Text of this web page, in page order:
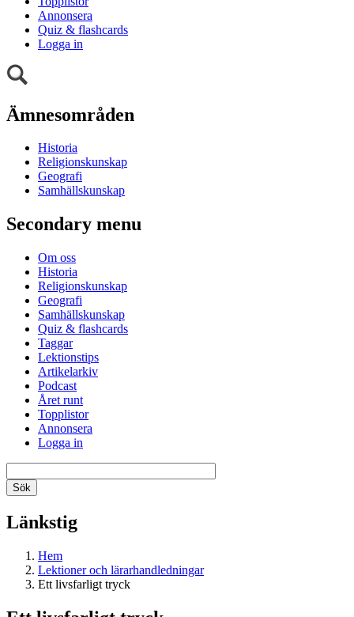
Annonsera
Quiz & flashcards
Logga in
Ämnesområden
Historia
Religionskunskap
Geografi
Samhällskunskap
Secondary menu
Om oss
Historia
Religionskunskap
Geografi
Samhällskunskap
Quiz & flashcards
Taggar
Lektionstips
Artikelarkiv
Podcast
Året runt
Topplistor
Annonsera
Logga in
Länkstig
Hem
Lektioner och lärarhandledningar
Ett livsfarligt tryck